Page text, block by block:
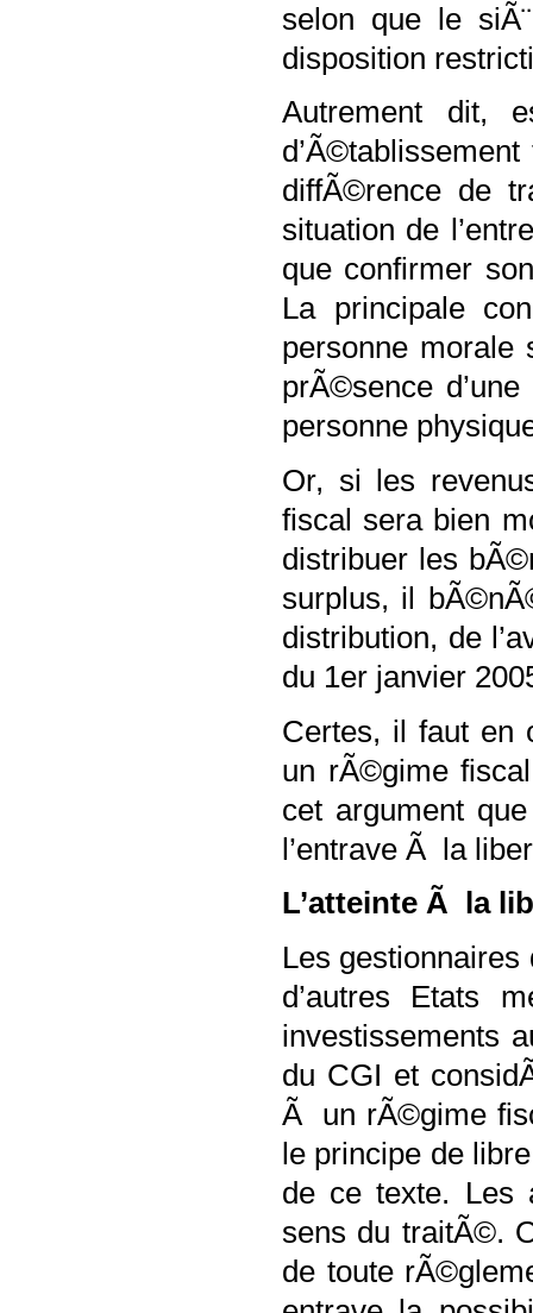
selon que le
disposition
Autrement dit,
diffÃ©rence de
situation de
que confirmer
La principale
personne
prÃ©sence
personne
Or, si les
fiscal sera bien
distribuer les
surplus, il
distribution, de
du 1er janvier
Certes, il faut en
un rÃ©gime
cet argument
l’entrave Ã la
L’atteinte Ã la
Les
d’autres Etats
investissements
du CGI et
Ã un rÃ©gime
le principe de
de ce texte. Les
sens du traitÃ©.
de toute